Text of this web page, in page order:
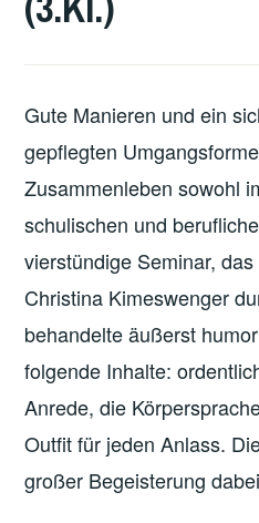
Gute Manieren und ein
gepflegten
Zusammenleben sowohl
schulischen und
vierstündige Seminar,
Christina Kimeswenger
behandelte äußerst
folgende Inhalte:
Anrede, die
Outfit für jeden Anlass.
großer Begeisterung